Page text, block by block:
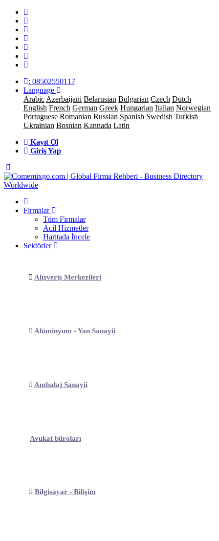
: 08502550117
Language
Arabic Azerbaijani Belarusian Bulgarian Czech Dutch
English French German Greek Hungarian Italian Norwegian
Portuguese Romanian Russian Spanish Swedish Turkish
Ukrainian Bosnian Kannada Latin
Kayıt Ol
Giriş Yap
Firmalar
Tüm Firmalar
Acil Hizmetler
Haritada İncele
Sektörler
Alışveriş Merkezileri
Alüminyum - Yan Sanayii
Ambalaj Sanayii
Avukat büroları
Bilgisayar - Bilişim